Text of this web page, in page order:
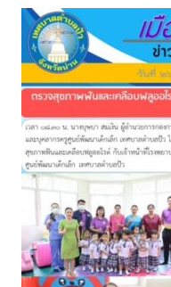
กองช่าง
กองยุทธศาสตร์และงบปร
กองสาธารณสุขฯ
การเปิดเผยข้อมูลข่าวสา
assessment ITA2023
ข้อกำหนดการใช้งาน
ข้อมูลประชากร